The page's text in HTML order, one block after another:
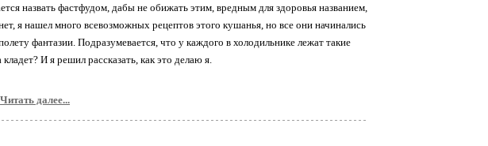
назвать фастфудом, дабы не обижать этим, вредным для здоровья названием,
я нашел много всевозможных рецептов этого кушанья, но все они начинались
фантазии. Подразумевается, что у каждого в холодильнике лежат такие
И я решил рассказать, как это делаю я.
Читать далее...